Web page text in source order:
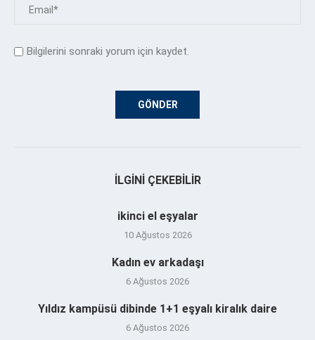
Bilgilerini sonraki yorum için kaydet.
İLGINI ÇEKEBILIR
ikinci el eşyalar
10 Ağustos 2026
Kadın ev arkadaşı
6 Ağustos 2026
Yıldız kampüsü dibinde 1+1 eşyalı kiralık daire
6 Ağustos 2026